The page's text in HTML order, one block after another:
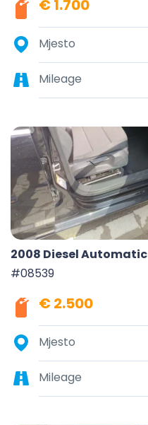
€ 1.700
Mjesto
Mileage
2008 Diesel Automatic
#08539
€ 2.500
Mjesto
Mileage